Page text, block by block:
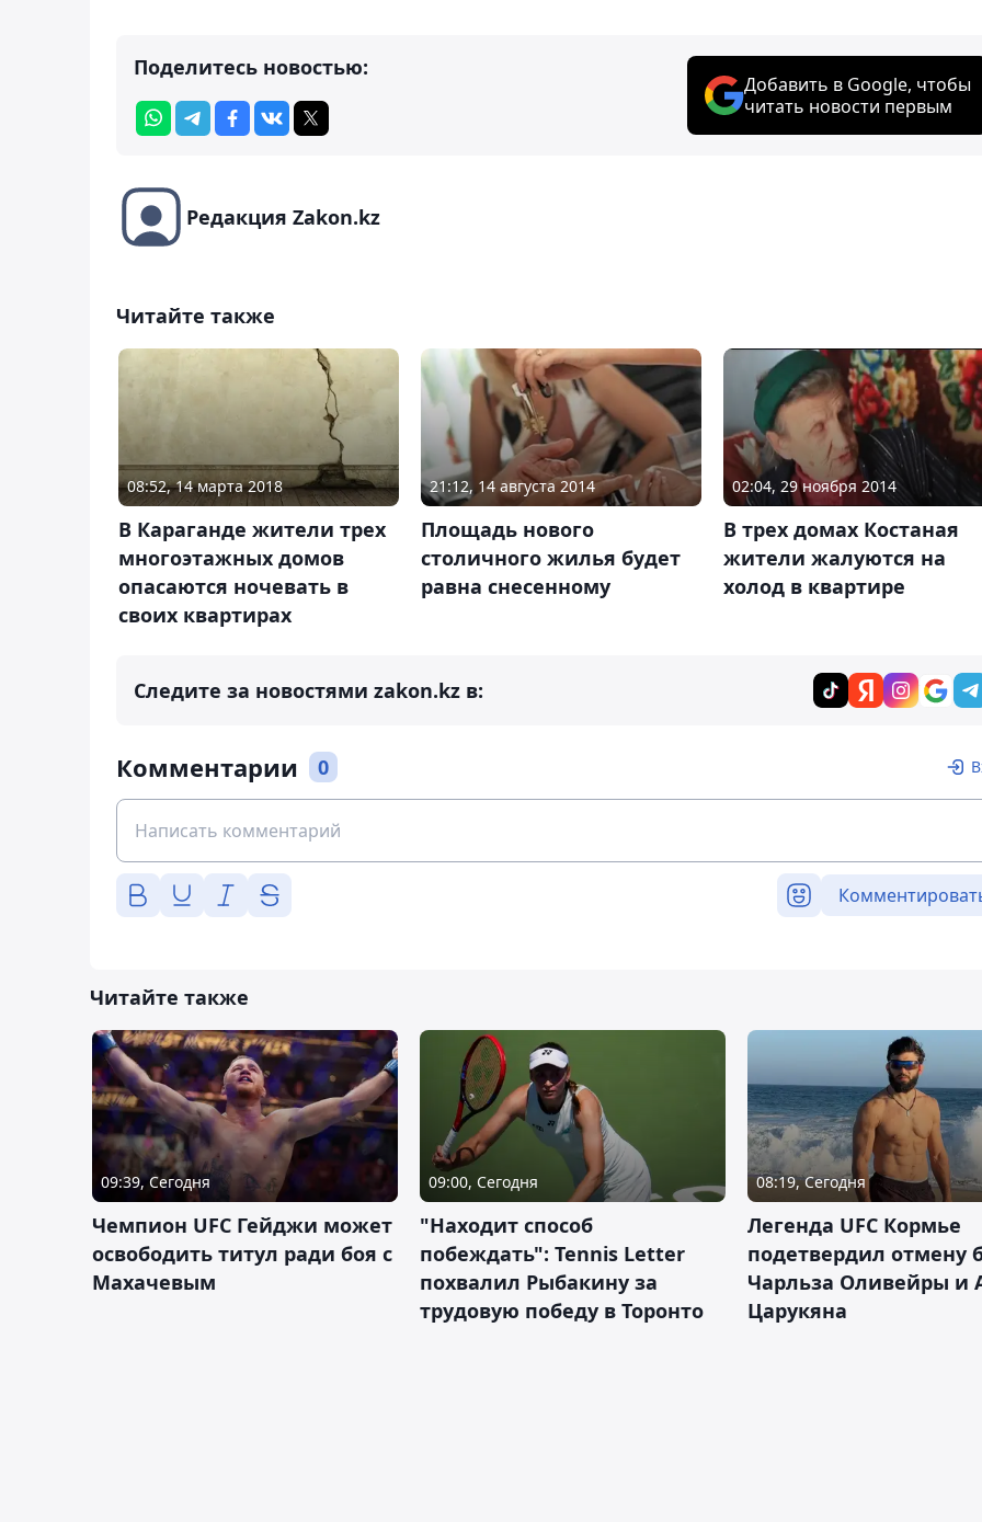
Поделитесь новостью:
Добавить в Google, чтобы
читать новости первым
Редакция Zakon.kz
Читайте также
08:52, 14 марта 2018
В Караганде жители трех
многоэтажных домов
опасаются ночевать в
своих квартирах
21:12, 14 августа 2014
Площадь нового
столичного жилья будет
равна снесенному
02:04, 29 ноября 2014
В трех домах Костаная
жители жалуются на
холод в квартире
Следите за новостями zakon.kz в:
Комментарии 0
Читайте также
09:39, Сегодня
Чемпион UFC Гейджи может
освободить титул ради боя с
Махачевым
09:00, Сегодня
"Находит способ
побеждать": Tennis Letter
похвалил Рыбакину за
трудовую победу в Торонто
08:19, Сегодня
Легенда UFC Кормье
подетвердил отмену
Чарльза Оливейры и
Царукяна